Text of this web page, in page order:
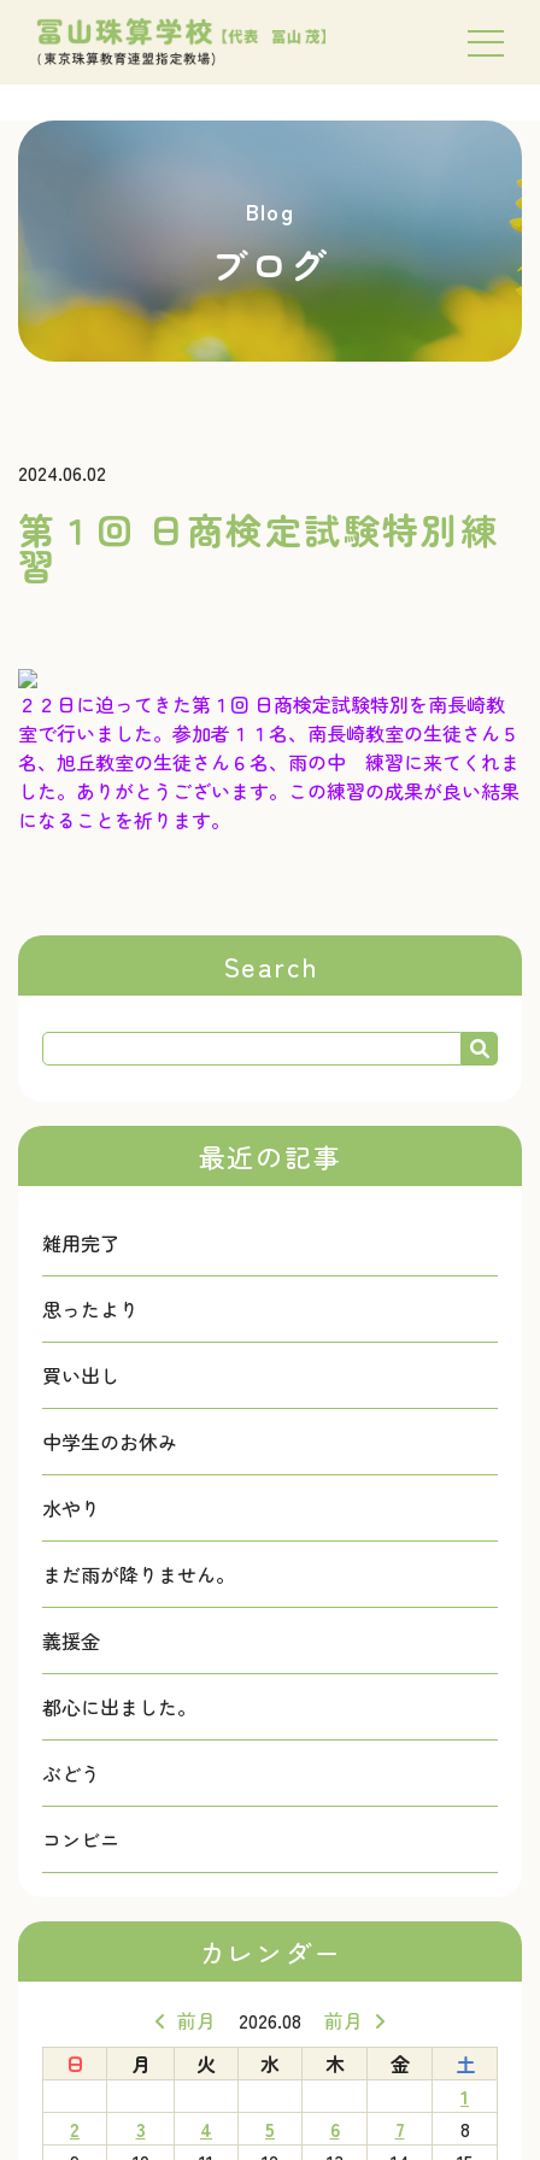
Blog
ブログ
2024.06.02
第１回 日商検定試験特別練
習
２２日に迫ってきた第１回 日商検定試験特別を南長崎教
室で行いました。参加者１１名、南長崎教室の生徒さん５
名、旭丘教室の生徒さん６名、雨の中 練習に来てくれま
した。ありがとうございます。この練習の成果が良い結果
になることを祈ります。
Search
最近の記事
雑用完了
思ったより
買い出し
中学生のお休み
水やり
まだ雨が降りません。
義援金
都心に出ました。
ぶどう
コンビニ
カレンダー
前月 2026.08
前月
日
月 火 水 木 金
土
1
2
3 4 5 6 7
8